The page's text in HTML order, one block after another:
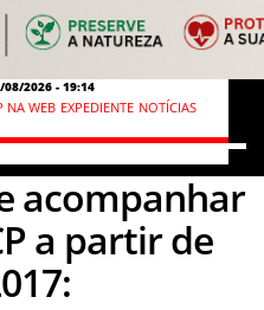
08/2026 - 19:14
NA WEB EXPEDIENTE NOTÍCIAS
acompanhar
a partir de